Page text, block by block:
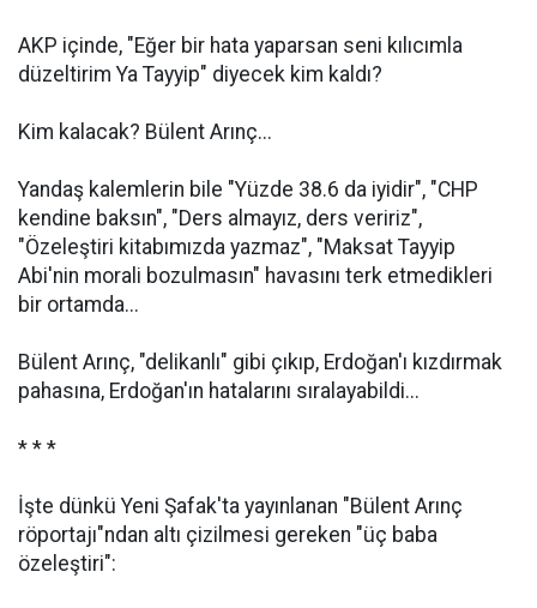
AKP içinde, "Eğer bir hata yaparsan seni kılıcımla
düzeltirim Ya Tayyip" diyecek kim kaldı?
Kim kalacak? Bülent Arınç...
Yandaş kalemlerin bile "Yüzde 38.6 da iyidir", "CHP
kendine baksın", "Ders almayız, ders veririz",
"Özeleştiri kitabımızda yazmaz", "Maksat Tayyip
Abi'nin morali bozulmasın" havasını terk etmedikleri
bir ortamda...
Bülent Arınç, "delikanlı" gibi çıkıp, Erdoğan'ı kızdırmak
pahasına, Erdoğan'ın hatalarını sıralayabildi...
* * *
İşte dünkü Yeni Şafak'ta yayınlanan "Bülent Arınç
röportajı"ndan altı çizilmesi gereken "üç baba
özeleştiri":